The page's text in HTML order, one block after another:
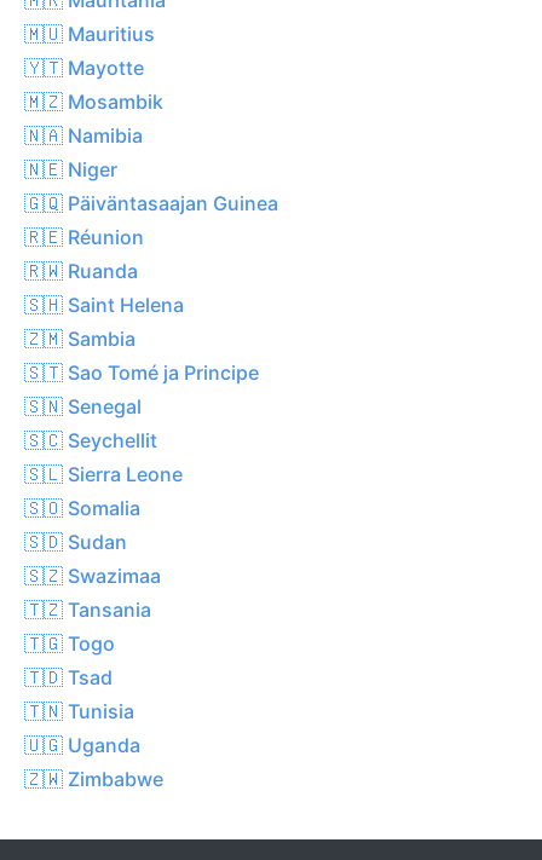
🇲🇺 Mauritius
🇾🇹 Mayotte
🇲🇿 Mosambik
🇳🇦 Namibia
🇳🇪 Niger
🇬🇶 Päiväntasaajan Guinea
🇷🇪 Réunion
🇷🇼 Ruanda
🇸🇭 Saint Helena
🇿🇲 Sambia
🇸🇹 Sao Tomé ja Principe
🇸🇳 Senegal
🇸🇨 Seychellit
🇸🇱 Sierra Leone
🇸🇴 Somalia
🇸🇩 Sudan
🇸🇿 Swazimaa
🇹🇿 Tansania
🇹🇬 Togo
🇹🇩 Tsad
🇹🇳 Tunisia
🇺🇬 Uganda
🇿🇼 Zimbabwe